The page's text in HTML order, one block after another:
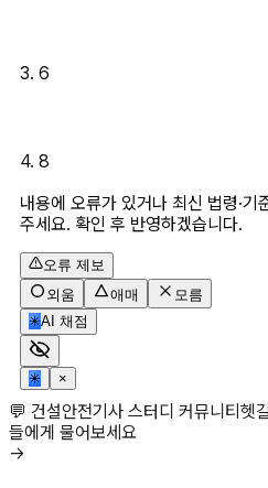
3. 6
4. 8
내용에 오류가 있거나 최신 법령·기
주세요. 확인 후 반영하겠습니다.
오류 제보
외움
애매
모름
✳AI 채점
✳ ×
💬 건설안전기사 스터디 커뮤니티헷
들에게 물어보세요
→